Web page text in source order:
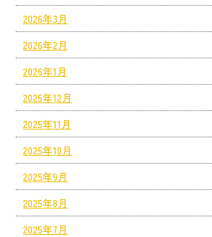
2026年3月
2026年2月
2026年1月
2025年12月
2025年11月
2025年10月
2025年9月
2025年8月
2025年7月